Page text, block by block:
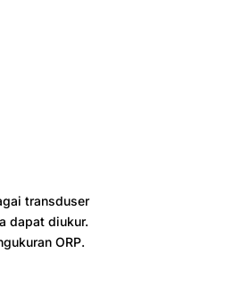
transduser
dapat diukur.
ORP.